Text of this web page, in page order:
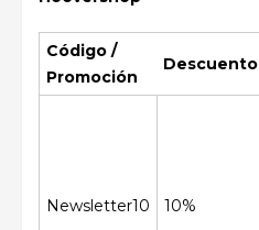
Código /
Promoción
Descuento
Newsletter10 10%